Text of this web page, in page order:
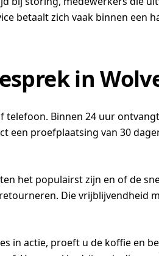
betaalt zich vaak binnen een
in
Binnen 24 uur
proefplaatsing van 30
het populairst zijn en of de
Die vrijblijvendheid
in actie, proeft u de koffie en